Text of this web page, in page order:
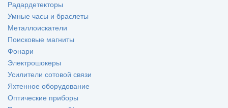
Радардетекторы
Умные часы и браслеты
Металлоискатели
Поисковые магниты
Фонари
Электрошокеры
Усилители сотовой связи
Яхтенное оборудование
Оптические приборы